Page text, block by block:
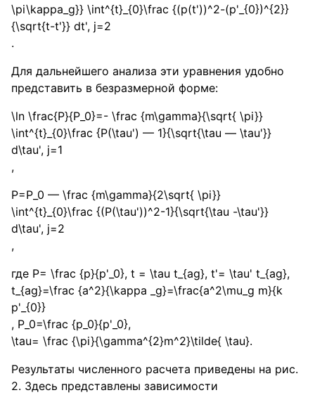
\pi\kappa_g}} \int^{t}_{0}\frac {(p(t'))^2-(p'_{0})^{2}}
{\sqrt{t-t'}} dt', j=2
.
Для дальнейшего анализа эти уравнения удобно
представить в безразмерной форме:
\ln \frac{P}{P_0}=- \frac {m\gamma}{\sqrt{ \pi}}
\int^{t}_{0}\frac {P(\tau') — 1}{\sqrt{\tau — \tau'}}
d\tau', j=1
,
P=P_0 — \frac {m\gamma}{2\sqrt{ \pi}}
\int^{t}_{0}\frac {(P(\tau'))^2-1}{\sqrt{\tau -\tau'}}
d\tau', j=2
,
где P= \frac {p}{p'_0}, t = \tau t_{ag}, t'= \tau' t_{ag},
t_{ag}=\frac {a^2}{\kappa _g}=\frac{a^2\mu_g m}{k
p'_{0}}
, P_0=\frac {p_0}{p'_0},
\tau= \frac {\pi}{\gamma^{2}m^2}\tilde{ \tau}.
Результаты численного расчета приведены на рис.
2. Здесь представлены зависимости